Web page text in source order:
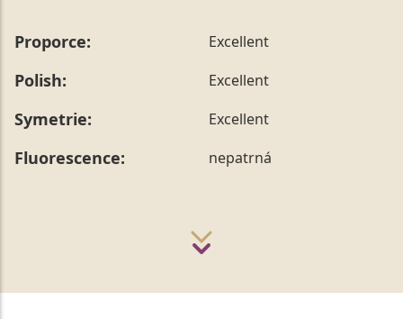
Proporce: Excellent
Polish: Excellent
Symetrie: Excellent
Fluorescence: nepatrná